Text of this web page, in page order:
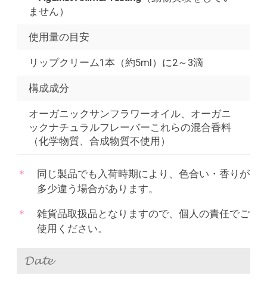
ません）
使用量の目安
リップクリーム1本（約5ml）に2～3滴
構成成分
オーガニックサンフラワーオイル、オーガニ
ックナチュラルフレーバーこれらの混合香料
（化学物質、合成物質不使用）
同じ製品でも入荷時期により、色合い・香りが
多少違う場合があります。
雑貨品取扱品となりますので、個人の責任でご
使用ください。